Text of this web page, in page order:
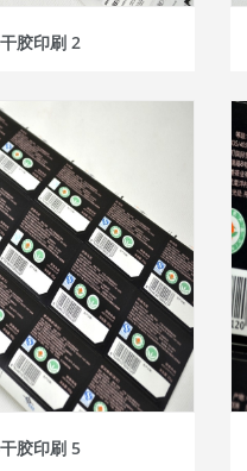
胶印刷 2
胶印刷 5